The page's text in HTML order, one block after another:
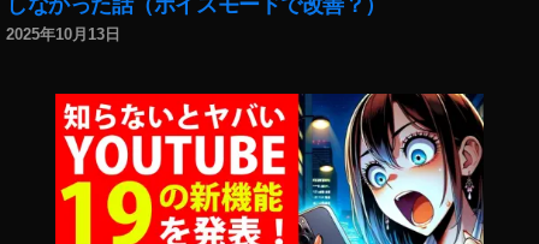
2025年10月13日